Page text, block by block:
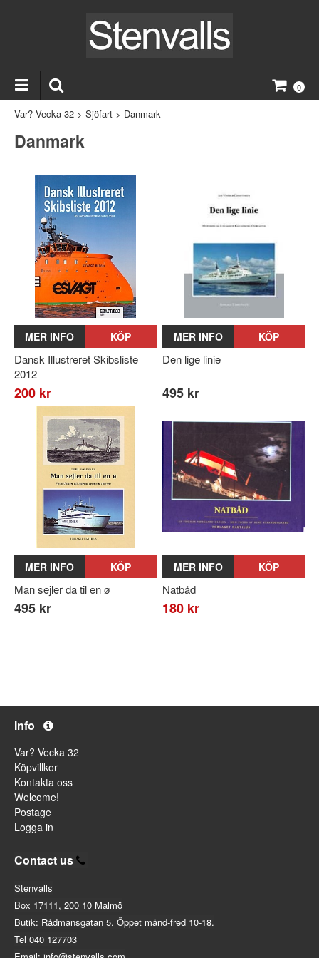
0
Var? Vecka 32 > Sjöfart > Danmark
Danmark
MER INFO KÖP
Dansk Illustreret Skibsliste
2012
200 kr
MER INFO KÖP
Den lige linie
495 kr
MER INFO KÖP
Man sejler da til en ø
495 kr
MER INFO KÖP
Natbåd
180 kr
Info
Var? Vecka 32
Köpvillkor
Kontakta oss
Welcome!
Postage
Logga in
Contact us
Stenvalls
Box 17111, 200 10 Malmö
Butik: Rådmansgatan 5. Öppet månd-fred 10-18.
Tel 040 127703